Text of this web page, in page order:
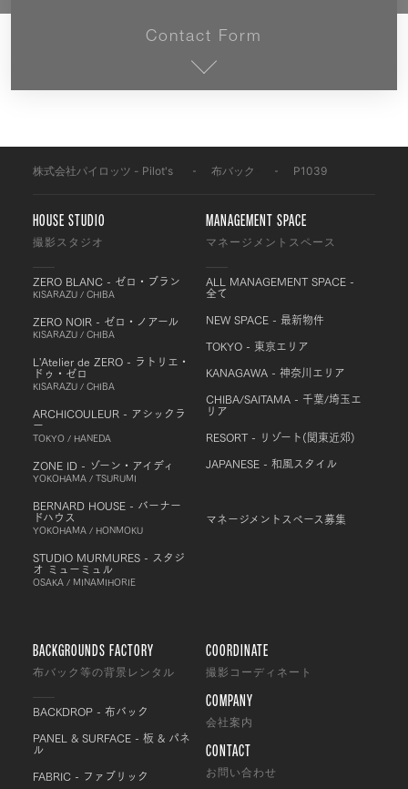
Contact Form
株式会社パイロッツ - Pilot's 布バック P1039
HOUSE STUDIO
撮影スタジオ
ZERO BLANC - ゼロ・ブラン
KISARAZU / CHIBA
ZERO NOIR - ゼロ・ノアール
KISARAZU / CHIBA
L'Atelier de ZERO - ラトリエ・
ドゥ・ゼロ
KISARAZU / CHIBA
ARCHICOULEUR - アシックラ
ー
TOKYO / HANEDA
ZONE ID - ゾーン・アイディ
YOKOHAMA / TSURUMI
BERNARD HOUSE - バーナー
ドハウス
YOKOHAMA / HONMOKU
STUDIO MURMURES - スタジ
オ ミューミュル
OSAKA / MINAMIHORIE
MANAGEMENT SPACE
マネージメントスペース
ALL MANAGEMENT SPACE -
全て
NEW SPACE - 最新物件
TOKYO - 東京エリア
KANAGAWA - 神奈川エリア
CHIBA/SAITAMA - 千葉/埼玉エ
リア
RESORT - リゾート(関東近郊)
JAPANESE - 和風スタイル
マネージメントスペース募集
BACKGROUNDS FACTORY
布バック等の背景レンタル
BACKDROP - 布バック
PANEL & SURFACE - 板 & パネ
ル
FABRIC - ファブリック
COORDINATE
撮影コーディネート
COMPANY
会社案内
CONTACT
お問い合わせ